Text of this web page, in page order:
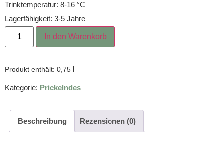
Trinktemperatur: 8-16 °C
Lagerfähigkeit: 3-5 Jahre
In den Warenkorb
Produkt enthält: 0,75 l
Kategorie: Prickelndes
Beschreibung Rezensionen (0)